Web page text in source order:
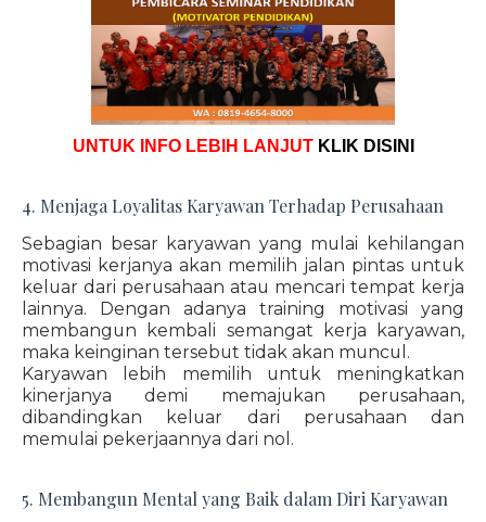
UNTUK INFO LEBIH LANJUT KLIK DISINI
4. Menjaga Loyalitas Karyawan Terhadap Perusahaan
Sebagian besar karyawan yang mulai kehilangan
motivasi kerjanya akan memilih jalan pintas untuk
keluar dari perusahaan atau mencari tempat kerja
lainnya. Dengan adanya training motivasi yang
membangun kembali semangat kerja karyawan,
maka keinginan tersebut tidak akan muncul.
Karyawan lebih memilih untuk meningkatkan
kinerjanya demi memajukan perusahaan,
dibandingkan keluar dari perusahaan dan
memulai pekerjaannya dari nol.
5. Membangun Mental yang Baik dalam Diri Karyawan